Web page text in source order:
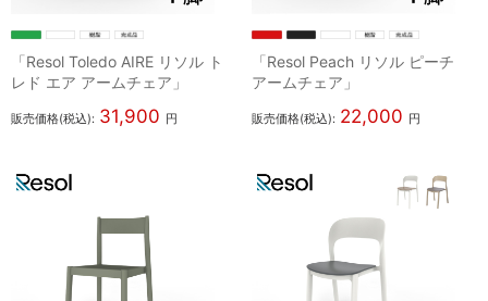
「Resol Toledo AIRE リソル ト
レド エア アームチェア」
販売価格(税込): 31,900 円
「Resol Peach リソル ピーチ
アームチェア」
販売価格(税込): 22,000 円